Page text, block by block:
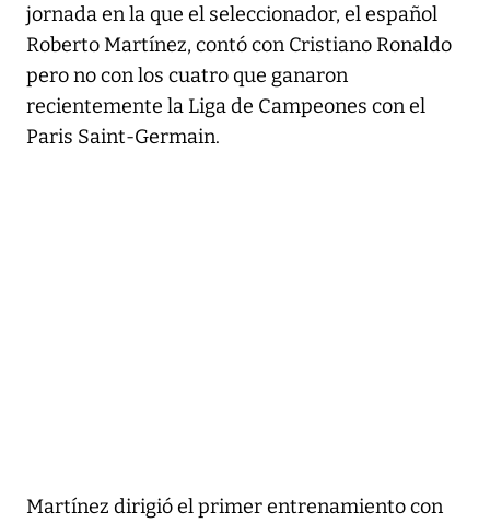
jornada en la que el seleccionador, el español
Roberto Martínez, contó con Cristiano Ronaldo
pero no con los cuatro que ganaron
recientemente la Liga de Campeones con el
Paris Saint-Germain.
Martínez dirigió el primer entrenamiento con